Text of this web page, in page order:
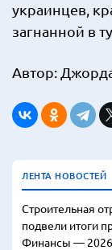
украинцев,
загнанной в
Автор:
ЛЕНТА НОВОСТЕЙ
Строительная
подвели итоги
Финансы —